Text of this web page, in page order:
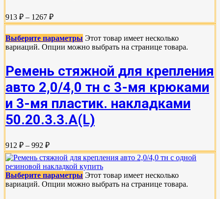
913 ₽ – 1267 ₽
Выберите параметры Этот товар имеет несколько
вариаций. Опции можно выбрать на странице товара.
Ремень стяжной для крепления
авто 2,0/4,0 тн с 3-мя крюками
и 3-мя пластик. накладками
50.20.3.3.А(L)
912 ₽ – 992 ₽
Выберите параметры Этот товар имеет несколько
вариаций. Опции можно выбрать на странице товара.